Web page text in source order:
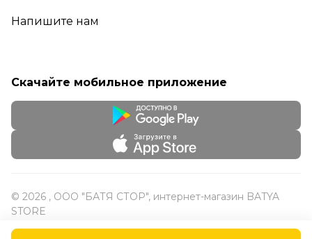
Напишите нам
Скачайте мобильное приложение
© 2026 , ООО "БАТЯ СТОР", интернет-магазин BATYA
STORE